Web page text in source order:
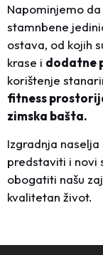
Napominjemo
stamnbene
ostava, od kojih
krase i dodatne
korištenje
fitness
zimska bašta.
Izgradnja
predstaviti i novi
obogatiti našu
kvalitetan život.